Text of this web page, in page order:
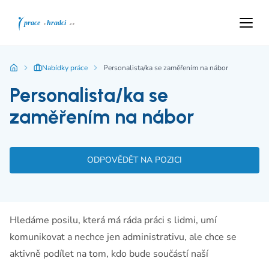
Nabídky práce Personalista/ka se zaměřením na nábor
Personalista/ka se
zaměřením na nábor
ODPOVĚDĚT NA POZICI
Hledáme posilu, která má ráda práci s lidmi, umí
komunikovat a nechce jen administrativu, ale chce se
aktivně podílet na tom, kdo bude součástí naší